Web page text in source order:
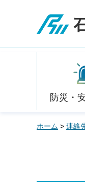
石川県
防災・
ホーム > 連絡